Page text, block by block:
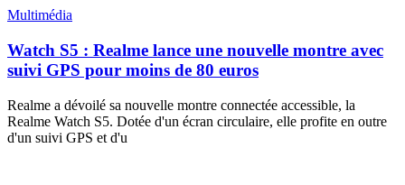
Multimédia
Watch S5 : Realme lance une nouvelle montre avec
suivi GPS pour moins de 80 euros
Realme a dévoilé sa nouvelle montre connectée accessible, la
Realme Watch S5. Dotée d'un écran circulaire, elle profite en outre
d'un suivi GPS et d'u